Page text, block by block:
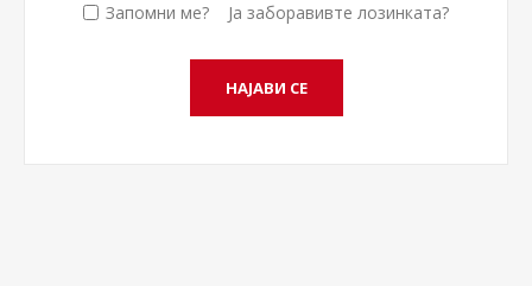
Запомни ме? Ја заборавивте лозинката?